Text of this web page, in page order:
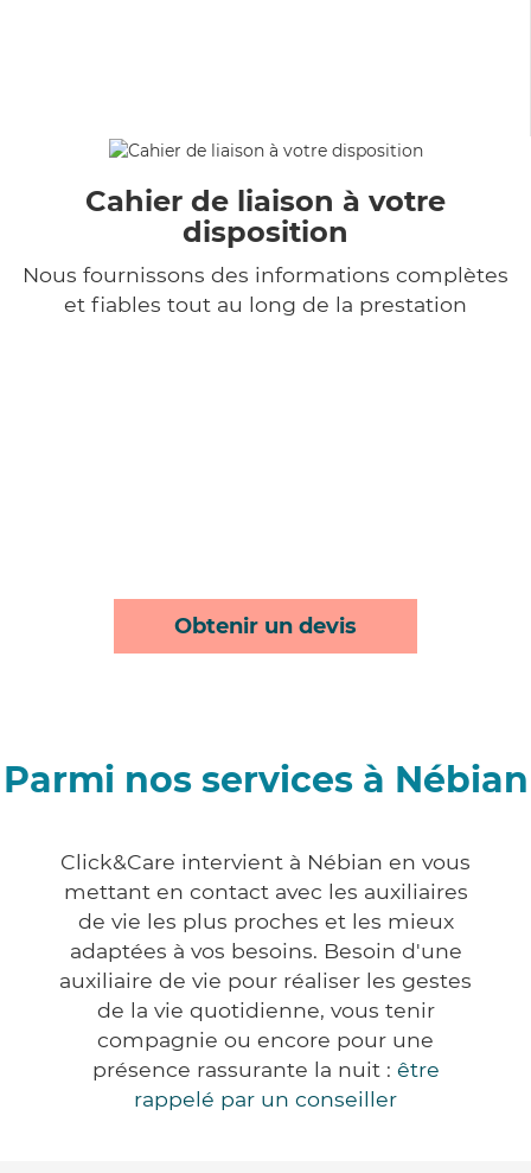
Cahier de liaison à votre
disposition
Nous fournissons des informations complètes
et fiables tout au long de la prestation
Obtenir un devis
Parmi nos services à Nébian
Click&Care intervient à Nébian en vous
mettant en contact avec les auxiliaires
de vie les plus proches et les mieux
adaptées à vos besoins. Besoin d'une
auxiliaire de vie pour réaliser les gestes
de la vie quotidienne, vous tenir
compagnie ou encore pour une
présence rassurante la nuit : être
rappelé par un conseiller